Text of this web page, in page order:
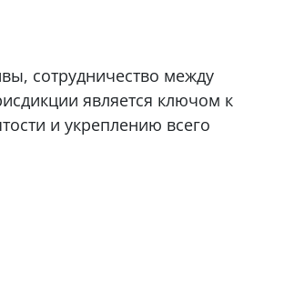
сотрудничество между
является ключом к
и укреплению всего